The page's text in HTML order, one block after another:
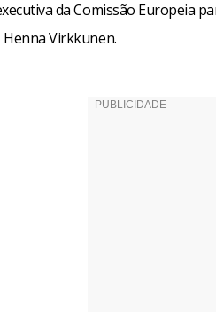
da Comissão Europeia
Henna Virkkunen.